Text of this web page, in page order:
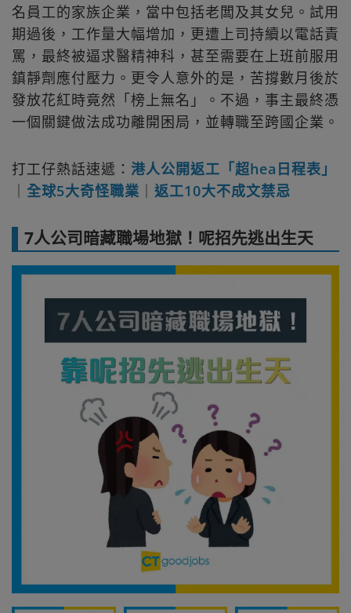
名員工的家族企業，當中包括老闆及其女兒。試用
期過後，工作量大幅增加，更遭上司持續以電話責
罵，最終被逼求醫精神科，甚至需要在上班前服用
鎮靜劑應付壓力。更令人意外的是，苦撐數月後於
發放花紅時竟然「榜上無名」。不過，事主最終憑
一個關鍵做法成功離開困局，並轉職至跨國企業。
打工仔熱話速遞： 港人公開返工「超hea日程表」
全球5大奇怪職業 返工10大不成文禁忌
7人公司暗藏職場地獄！呢招先逃出生天